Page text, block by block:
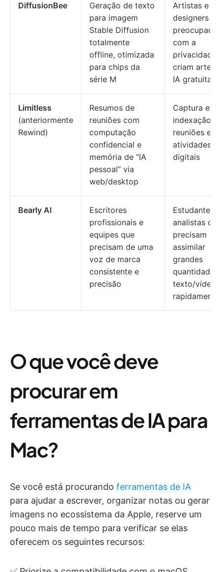
DiffusionBee
Geração de texto
para imagem
Stable Diffusion
totalmente
offline, otimizada
para chips da
série M
Artistas e
designers
com a
privacidade
criam arte
IA
Limitless
(anteriormente
Rewind)
Resumos de
reuniões com
computação
confidencial e
memória de “IA
pessoal” via
web/desktop
Captura e
indexação
reuniões e
atividades
digitais
Bearly AI
Escritores
profissionais e
equipes que
precisam de uma
voz de marca
consistente e
precisão
Estudantes
analistas
precisam
assimilar
grandes
texto/vídeo
rapidamente
O que você deve
procurar em
ferramentas de IA para
Mac?
Se você está procurando ferramentas de IA
para ajudar a escrever, organizar notas ou gerar
imagens no ecossistema da Apple, reserve um
pouco mais de tempo para verificar se elas
oferecem os seguintes recursos: